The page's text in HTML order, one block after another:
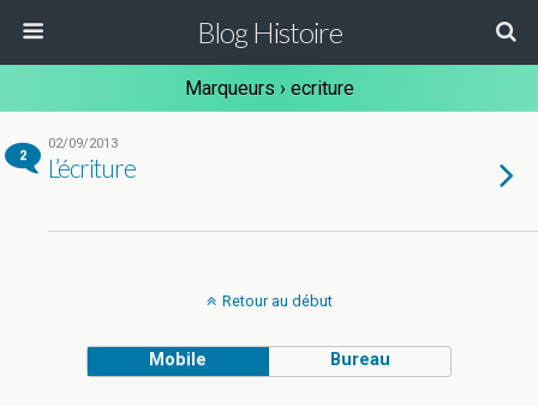
Blog Histoire
Marqueurs › ecriture
2
02/09/2013
L’écriture
Retour au début
Mobile Bureau